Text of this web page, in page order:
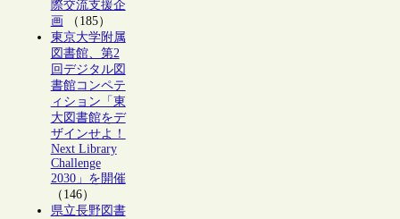
際交流支援企
画 （185）
東京大学附属
図書館、第2
回デジタル図
書館コンペテ
ィション「東
大図書館をデ
ザインせよ！
Next Library
Challenge
2030」を開催
（146）
県立長野図書